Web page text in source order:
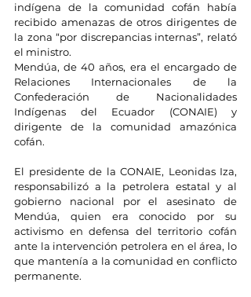
indígena de la comunidad cofán había
recibido amenazas de otros dirigentes de
la zona “por discrepancias internas”, relató
el ministro.
Mendúa, de 40 años, era el encargado de
Relaciones Internacionales de la
Confederación de Nacionalidades
Indígenas del Ecuador (CONAIE) y
dirigente de la comunidad amazónica
cofán.
El presidente de la CONAIE, Leonidas Iza,
responsabilizó a la petrolera estatal y al
gobierno nacional por el asesinato de
Mendúa, quien era conocido por su
activismo en defensa del territorio cofán
ante la intervención petrolera en el área, lo
que mantenía a la comunidad en conflicto
permanente.